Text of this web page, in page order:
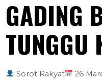
GADING
TUNGGU
Sorot Rakyat 26